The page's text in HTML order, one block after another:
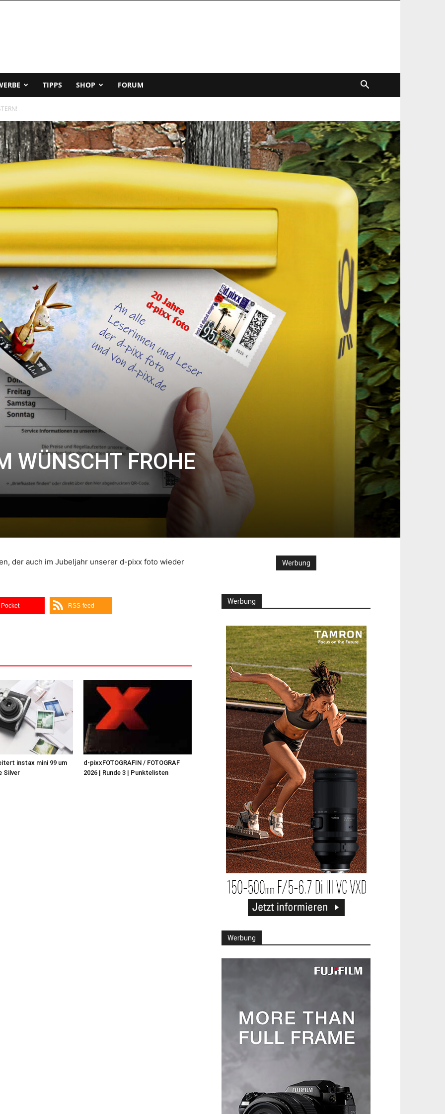
TIPPS SHOP FORUM
WÜNSCHT FROHE
der auch im Jubeljahr unserer d-pixx foto wieder
Pocket RSS-feed
instax mini 99 um
Silver
d-pixxFOTOGRAFIN / FOTOGRAF
2026 | Runde 3 | Punktelisten
Werbung
Werbung
Werbung